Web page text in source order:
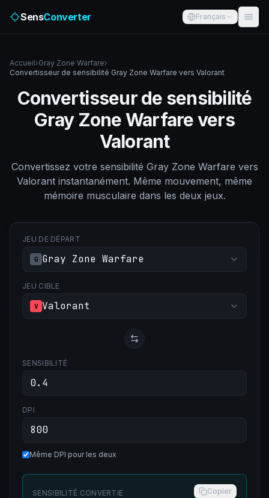
SensConverter Français
Accueil›Gray Zone Warfare›
Convertisseur de sensibilité Gray Zone Warfare vers Valorant
Convertisseur de sensibilité
Gray Zone Warfare vers
Valorant
Convertissez votre sensibilité Gray Zone Warfare vers
Valorant instantanément. Même mouvement, même
mémoire musculaire dans les deux jeux.
JEU DE DÉPART
G Gray Zone Warfare
JEU CIBLE
V Valorant
SENSIBILITÉ
DPI
Même DPI pour les deux
SENSIBILITÉ CONVERTIE Copier